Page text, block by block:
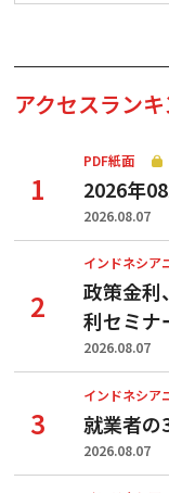
アクセスラン
PDF紙面
2026年
2026.08.07
インドネシア
政策金利
利セミナ
2026.08.07
インドネシア
就業者の
2026.08.07